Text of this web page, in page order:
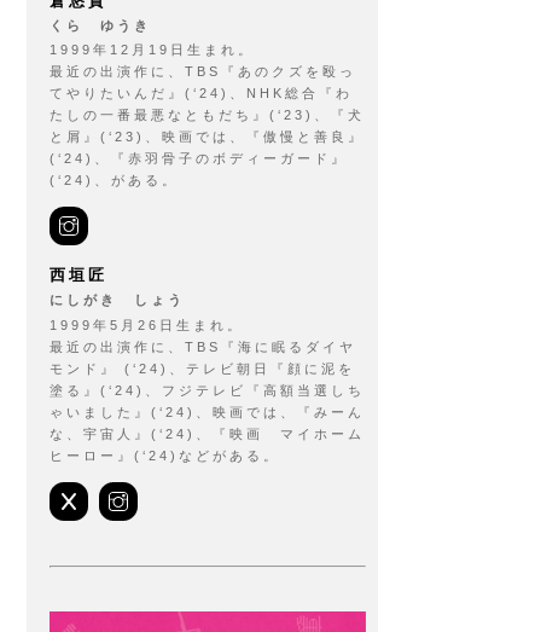
くら ゆうき
1999年12月19日生まれ。
最近の出演作に、TBS『あのクズを殴っ
てやりたいんだ』(‘24)、NHK総合『わ
たしの一番最悪なともだち』(‘23)、『犬
と屑』(‘23)、映画では、『傲慢と善良』
(‘24)、『赤羽骨子のボディーガード』
(‘24)、がある。
公
式
Instagram
西垣匠
にしがき しょう
1999年5月26日生まれ。
最近の出演作に、TBS『海に眠るダイヤ
モンド』 (‘24)、テレビ朝日『顔に泥を
塗る』(‘24)、フジテレビ『高額当選しち
ゃいました』(‘24)、映画では、『みーん
な、宇宙人』(‘24)、『映画 マイホーム
ヒーロー』(‘24)などがある。
公
X
公
Instagram